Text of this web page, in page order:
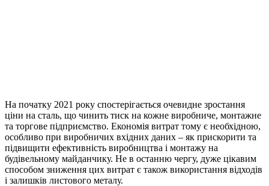
На початку 2021 року спостерігається очевидне зростання
ціни на сталь, що чинить тиск на кожне виробниче, монтажне
та торгове підприємство. Економія витрат тому є необхідною,
особливо при виробничих вхідних даних – як прискорити та
підвищити ефективність виробництва і монтажу на
будівельному майданчику. Не в останню чергу, дуже цікавим
способом зниження цих витрат є також використання відходів
і залишків листового металу.